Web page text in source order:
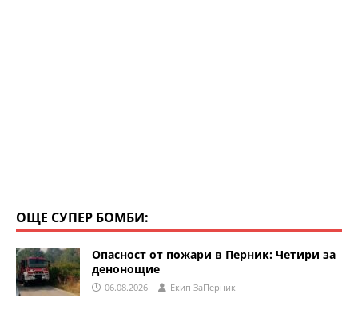
ОЩЕ СУПЕР БОМБИ:
Опасност от пожари в Перник: Четири за
денонощие
06.08.2026 Eкип ЗаПерник